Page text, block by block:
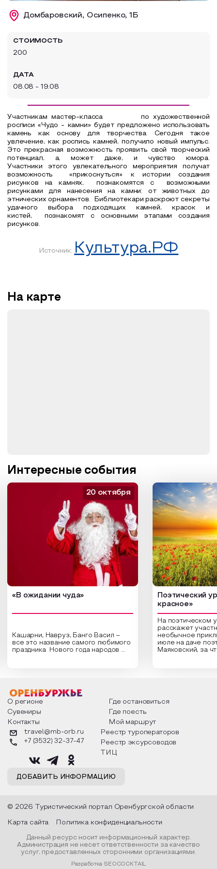
Образовательный туризм
Домбаровский, Осипенко, 1Б
СТОИМОСТЬ
200
ДАТА
08.08 - 19.08
Участникам мастер-класса по художественной
росписи «Чудо - камни» будет предложено использовать
камень как основу для творчества. Сегодня такое
увлечение, как роспись камней, получило новый импульс.
Это прекрасная возможность проявить свой творческий
потенциал, а, может даже, и чувство юмора.
Участники этого увлекательного мероприятия получат
возможность «прикоснуться» к истории создания
рисунков на камнях,
познакомятся с возможными
рисунками для нанесения на камни: от животных до
этнических орнаментов. Библиотекари раскроют секреты
удачного выбора подходящих камней, красок и
кистей, познакомят с основными этапами создания
рисунков.
Источник: Культура.РФ
На карте
Интересные события
«В ожидании чуда»
Кашарни, Навруз, Банго Васил –
все это название самого любимого
праздника Нового года народов
о том, как встречают новый год в
разных уголках страны, какие
обряды совершают на удачу и
благополучие, в чем схожи и
различаются традиции. Кто такой
Дед Мороз и откуда он пришел, как
его называют в разных уголках
страны и как появились елочные
20 октября
Поэтический
красное»
На поэтическом
расскажет
необычное
июле на даче
Маяковский, за
Твардовского и
каждой строчке
восхищение
яркому времени
О регионе
Где остановиться
Сувениры
Где поесть
Контакты
Мой маршрут
ДОБАВИТЬ ИНФОРМАЦИЮ
travel@mb-orb.ru
+7 (3532) 32-37-47
Реестр туроператоров
Реестр эксурсоводов
ТИЦ
© 2026 Туристический портал Оренбургской области
Карта сайта Политика конфиденциальности
Данный ресурс носит информационный характер.
Администрация не несет ответственности за качество
услуг, предоставленных сторонними организациями.
Разработка SEOCOCKTAIL